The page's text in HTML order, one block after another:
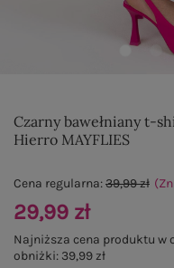
Czarny bawełniany t-
Hierro MAYFLIES
Cena regularna:39,99 zł
29,99 zł
Najniższa cena produktu w
obniżki: 39,99 zł